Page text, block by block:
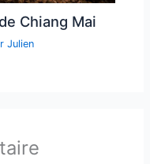
Chiang Mai
Julien